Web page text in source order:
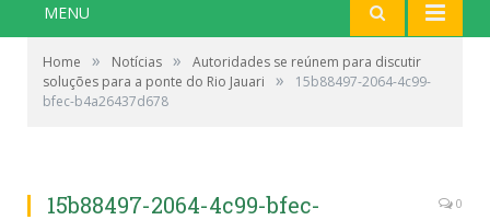
MENU
Home » Notícias »
Autoridades se reúnem para discutir
soluções para a ponte do Rio Jauari
»
15b88497-2064-4c99-
bfec-b4a26437d678
15b88497-2064-4c99-bfec-
0